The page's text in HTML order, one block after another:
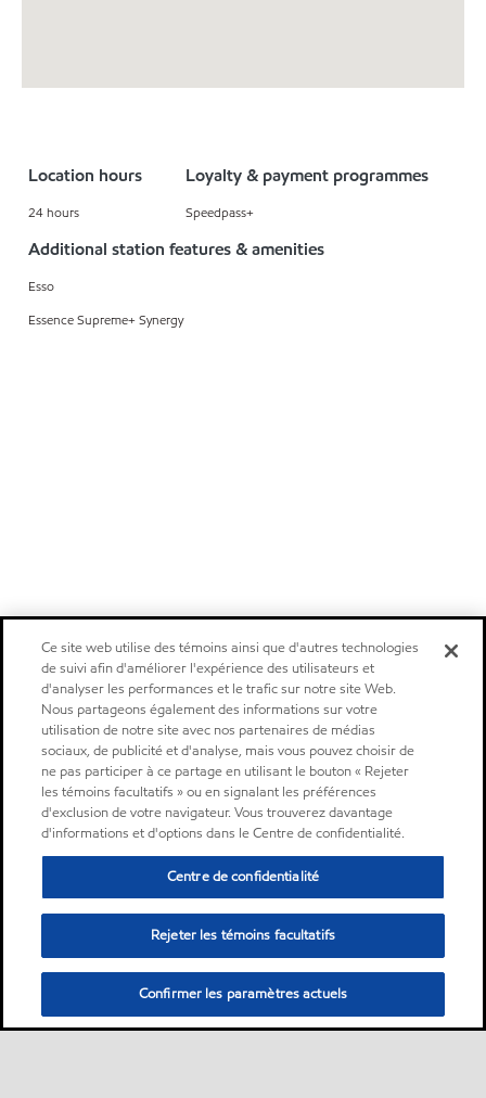
Location hours
24 hours
Loyalty & payment programmes
Speedpass+
Additional station features & amenities
Esso
Essence Supreme+ Synergy
Ce site web utilise des témoins ainsi que d'autres technologies
de suivi afin d'améliorer l'expérience des utilisateurs et
d'analyser les performances et le trafic sur notre site Web.
Nous partageons également des informations sur votre
utilisation de notre site avec nos partenaires de médias
sociaux, de publicité et d'analyse, mais vous pouvez choisir de
ne pas participer à ce partage en utilisant le bouton « Rejeter
les témoins facultatifs » ou en signalant les préférences
d'exclusion de votre navigateur. Vous trouverez davantage
d'informations et d'options dans le Centre de confidentialité.
Centre de confidentialité
Rejeter les témoins facultatifs
Confirmer les paramètres actuels